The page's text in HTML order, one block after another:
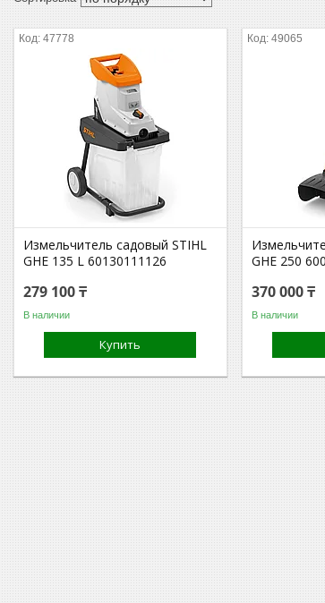
47778
Измельчитель садовый STIHL
GHE 135 L 60130111126
279 100 ₸
В наличии
Купить
49065
GHE 250
370 000 ₸
В наличии